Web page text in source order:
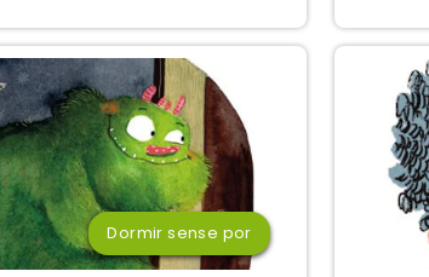
Dormir sense por